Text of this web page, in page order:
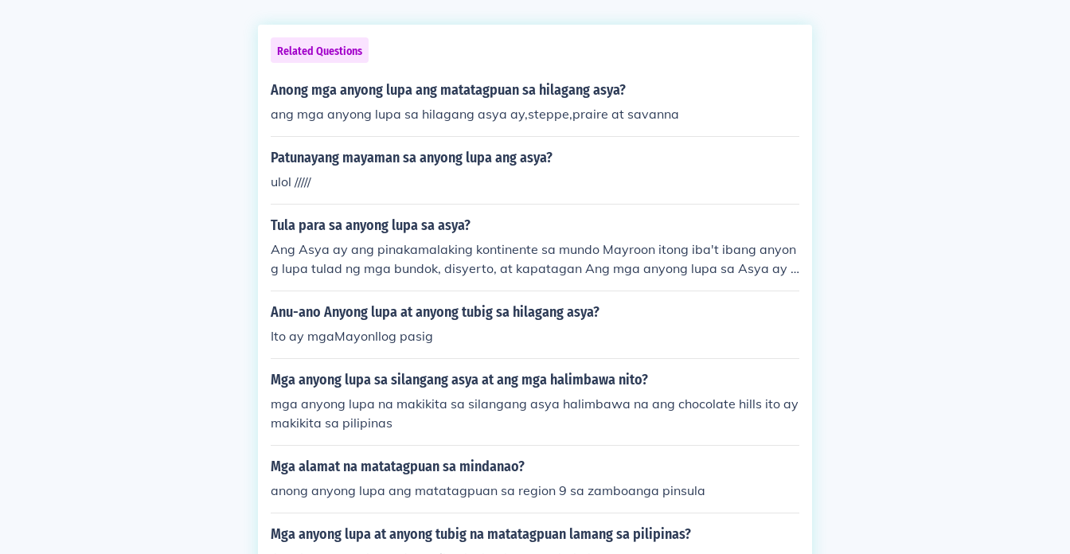
Related Questions
Anong mga anyong lupa ang matatagpuan sa hilagang asya?
ang mga anyong lupa sa hilagang asya ay,steppe,praire at savanna
Patunayang mayaman sa anyong lupa ang asya?
ulol /////
Tula para sa anyong lupa sa asya?
Ang Asya ay ang pinakamalaking kontinente sa mundo Mayroon itong iba't ibang anyon
g lupa tulad ng mga bundok, disyerto, at kapatagan Ang mga anyong lupa sa Asya ay n
agbibigay ng suporta sa buhay ng mga taong naninirahan dito Sa kanilang kagandahan
at yaman, tunay na kamangha-mangha ang mga anyong lupa sa Asya.
Anu-ano Anyong lupa at anyong tubig sa hilagang asya?
Ito ay mgaMayonIlog pasig
Mga anyong lupa sa silangang asya at ang mga halimbawa nito?
mga anyong lupa na makikita sa silangang asya halimbawa na ang chocolate hills ito ay
makikita sa pilipinas
Mga alamat na matatagpuan sa mindanao?
anong anyong lupa ang matatagpuan sa region 9 sa zamboanga pinsula
Mga anyong lupa at anyong tubig na matatagpuan lamang sa pilipinas?